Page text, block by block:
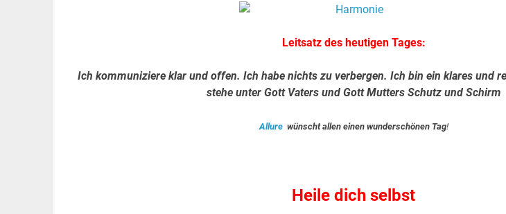
Leitsatz des heutigen Tages:
Ich kommuniziere klar und offen. Ich habe nichts zu verbergen. Ich bin ein klares und
stehe unter Gott Vaters und Gott Mutters Schutz und Schirm
Allurewünscht allen einen wunderschönen Tag!
Heile dich selbst